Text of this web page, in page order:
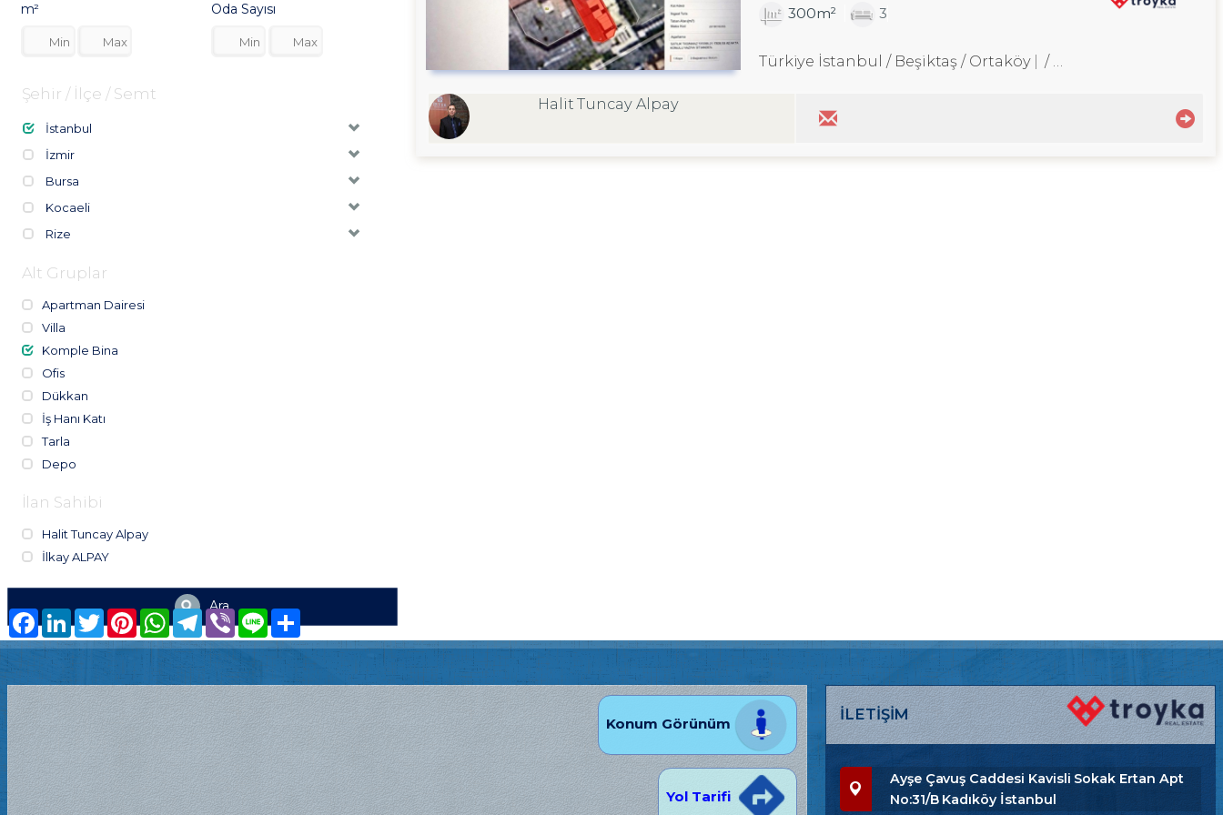
m² Oda Sayısı
Şehir / İlçe / Semt
İstanbul
İzmir
Bursa
Kocaeli
Rize
Alt Gruplar
Apartman Dairesi
Villa
Komple Bina
Ofis
Dükkan
İş Hanı Katı
Tarla
Depo
İlan Sahibi
Halit Tuncay Alpay
İlkay ALPAY
Ara
300m² 3
Türkiye İstanbul / Beşiktaş / Ortaköy / Mecidiye Mah.
Halit Tuncay Alpay
Konum Görünüm
Yol Tarifi
İLETİŞİM
Ayşe Çavuş Caddesi Kavisli Sokak Ertan Apt
No:31/B Kadıköy İstanbul
Facebook
LinkedInTwitterPinterestWhatsAppTelegram
Viber Line Share